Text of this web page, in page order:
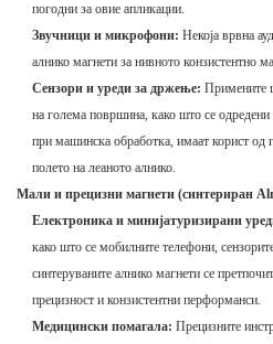
погодни за овие апликации.
Звучници и микрофони: Некоја врвна
алнико магнети за нивното конзистентно
Сензори и уреди за држење: Примените
на голема површина, како што се
при машинска обработка, имаат корист од
полето на леаното алнико.
Мали и прецизни магнети (синтериран
Електроника и минијатуризирани
како што се мобилните телефони,
синтеруваните алнико магнети се
прецизност и конзистентни перформанси.
Медицински помагала: Прецизните